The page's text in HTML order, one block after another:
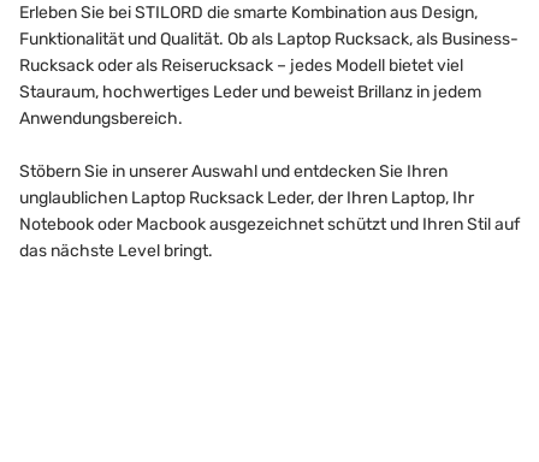
Erleben Sie bei STILORD die smarte Kombination aus Design,
Funktionalität und Qualität. Ob als Laptop Rucksack, als Business-
Rucksack oder als Reiserucksack – jedes Modell bietet viel
Stauraum, hochwertiges Leder und beweist Brillanz in jedem
Anwendungsbereich.
Stöbern Sie in unserer Auswahl und entdecken Sie Ihren
unglaublichen Laptop Rucksack Leder, der Ihren Laptop, Ihr
Notebook oder Macbook ausgezeichnet schützt und Ihren Stil auf
das nächste Level bringt.